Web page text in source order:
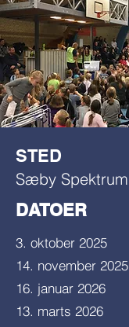
STED
Sæby Spektrum
DATOER
3. oktober 2025
14. november 2025
16. januar 2026
13. marts 2026